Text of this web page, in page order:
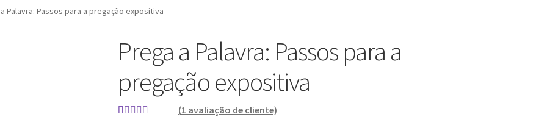
Palavra: Passos para a pregação expositiva
Prega a Palavra: Passos para a
pregação expositiva
(1 avaliação de cliente)